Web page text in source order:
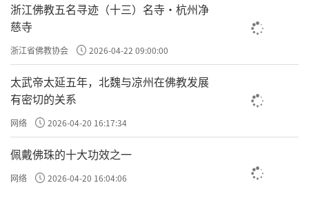
浙江佛教五名寻迹（十三）名寺·杭州净
慈寺
浙江省佛教协会 2026-04-22 09:00:00
太武帝太延五年，北魏与凉州在佛教发展
有密切的关系
网络 2026-04-20 16:17:34
佩戴佛珠的十大功效之一
网络 2026-04-20 16:04:06